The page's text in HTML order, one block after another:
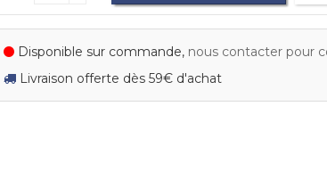
Disponible sur commande, nous contacter pour
Livraison offerte dès 59€ d'achat